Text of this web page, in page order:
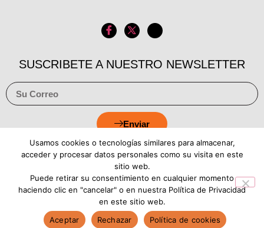
SUSCRIBETE A NUESTRO NEWSLETTER
Enviar
Copyright © 2026 Estado Luz
Aviso de Privacidad Política de Cookies
Usamos cookies o tecnologías similares para almacenar,
acceder y procesar datos personales como su visita en este
sitio web.
Puede retirar su consentimiento en cualquier momento
haciendo clic en "cancelar" o en nuestra Política de Privacidad
en este sitio web.
Aceptar
Rechazar Política de cookies